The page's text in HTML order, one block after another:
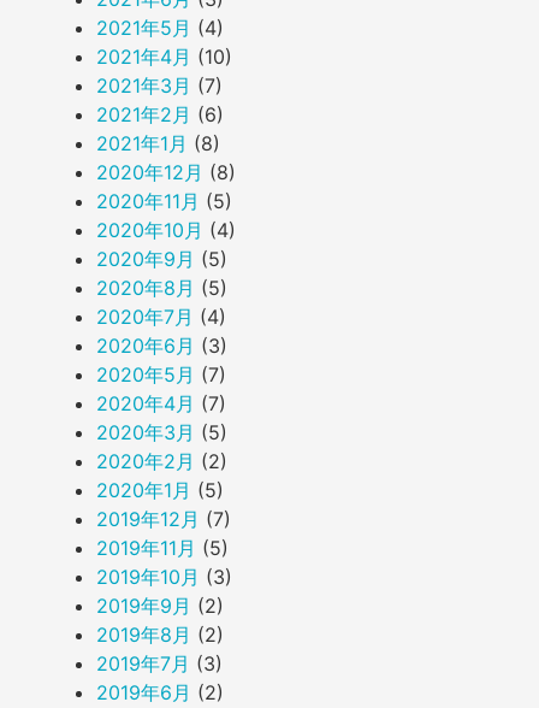
2021年5月 (4)
2021年4月 (10)
2021年3月 (7)
2021年2月 (6)
2021年1月 (8)
2020年12月 (8)
2020年11月 (5)
2020年10月 (4)
2020年9月 (5)
2020年8月 (5)
2020年7月 (4)
2020年6月 (3)
2020年5月 (7)
2020年4月 (7)
2020年3月 (5)
2020年2月 (2)
2020年1月 (5)
2019年12月 (7)
2019年11月 (5)
2019年10月 (3)
2019年9月 (2)
2019年8月 (2)
2019年7月 (3)
2019年6月 (2)